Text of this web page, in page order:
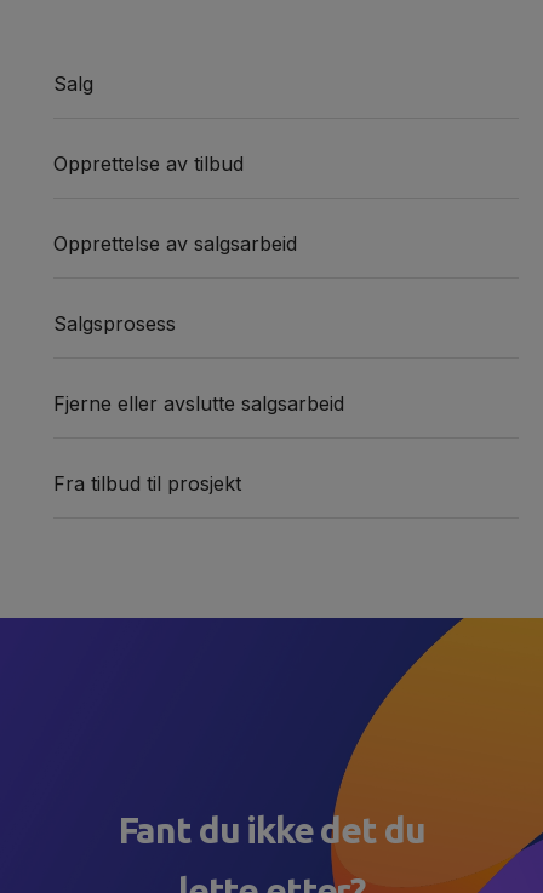
Salg
Opprettelse av tilbud
Opprettelse av salgsarbeid
Salgsprosess
Fjerne eller avslutte salgsarbeid
Fra tilbud til prosjekt
Fant du ikke det du